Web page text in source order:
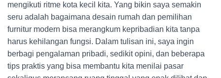
mengikuti ritme kota kecil kita. Yang bikin saya semakin
seru adalah bagaimana desain rumah dan pemilihan
furnitur modern bisa merangkum kepribadian kita tanpa
harus kehilangan fungsi. Dalam tulisan ini, saya ingin
berbagi pengalaman pribadi, sedikit opini, dan beberapa
tips praktis yang bisa membantu kita menilai pasar